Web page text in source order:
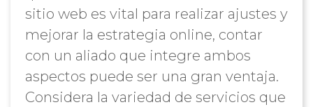
sitio web es vital para realizar ajustes y
mejorar la estrategia online, contar
con un aliado que integre ambos
aspectos puede ser una gran ventaja.
Considera la variedad de servicios que